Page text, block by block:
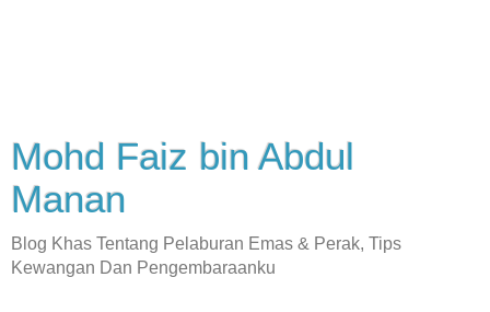
Mohd Faiz bin Abdul
Manan
Blog Khas Tentang Pelaburan Emas & Perak, Tips
Kewangan Dan Pengembaraanku